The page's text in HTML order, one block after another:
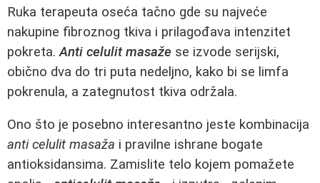
Ruka terapeuta oseća tačno gde su najveće
nakupine fibroznog tkiva i prilagođava intenzitet
pokreta.Anti celulit masaže se izvode serijski,
obično dva do tri puta nedeljno, kako bi se limfa
pokrenula, a zategnutost tkiva održala.
Ono što je posebno interesantno jeste kombinacija
anti celulit masaža i pravilne ishrane bogate
antioksidansima. Zamislite telo kojem pomažete